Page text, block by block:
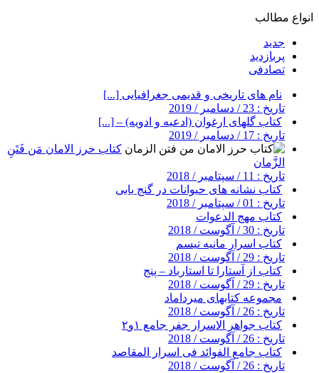
انواع مطالب
جدید
پربازدید
تصادفی
نام های تاریخی و قدیمی جغرافیایی [...]
تاریخ : 23 / دسامبر / 2019
کتاب گلهای ارغوان (ادعیه و ادویه) – [...]
تاریخ : 17 / دسامبر / 2019
کتاب حرز الامان مَن فَتَنِ
الزَّمان
تاریخ : 11 / سپتامبر / 2018
کتاب نشانه های حیوانات در گنج یابی
تاریخ : 01 / سپتامبر / 2018
کتاب مهج الدعوات
تاریخ : 30 / آگوست / 2018
کتاب اسرار مانیه تیسم
تاریخ : 29 / آگوست / 2018
کتاب از آستارا تا استارباد – پنج
تاریخ : 29 / آگوست / 2018
مجموعه کتابهای میرداماد
تاریخ : 26 / آگوست / 2018
کتاب جواهر الاسرار جفر جامع ۱و۲
تاریخ : 26 / آگوست / 2018
کتاب جامع الفوائد فی اسرار المقاصد
تاریخ : 26 / آگوست / 2018